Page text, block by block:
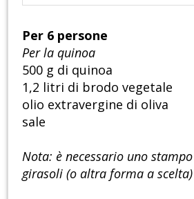
Per 6 persone
Per la quinoa
500 g di quinoa
1,2 litri di brodo vegetale
olio extravergine di oliva
sale
Nota: è necessario uno
girasoli (o altra forma a scelta)